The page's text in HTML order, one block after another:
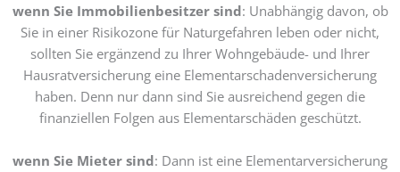
wenn Sie Immobilienbesitzer sind: Unabhängig davon, ob
Sie in einer Risikozone für Naturgefahren leben oder nicht,
sollten Sie ergänzend zu Ihrer Wohngebäude- und Ihrer
Hausratversicherung eine Elementarschadenversicherung
haben. Denn nur dann sind Sie ausreichend gegen die
finanziellen Folgen aus Elementarschäden geschützt.
wenn Sie Mieter sind: Dann ist eine Elementarversicherung